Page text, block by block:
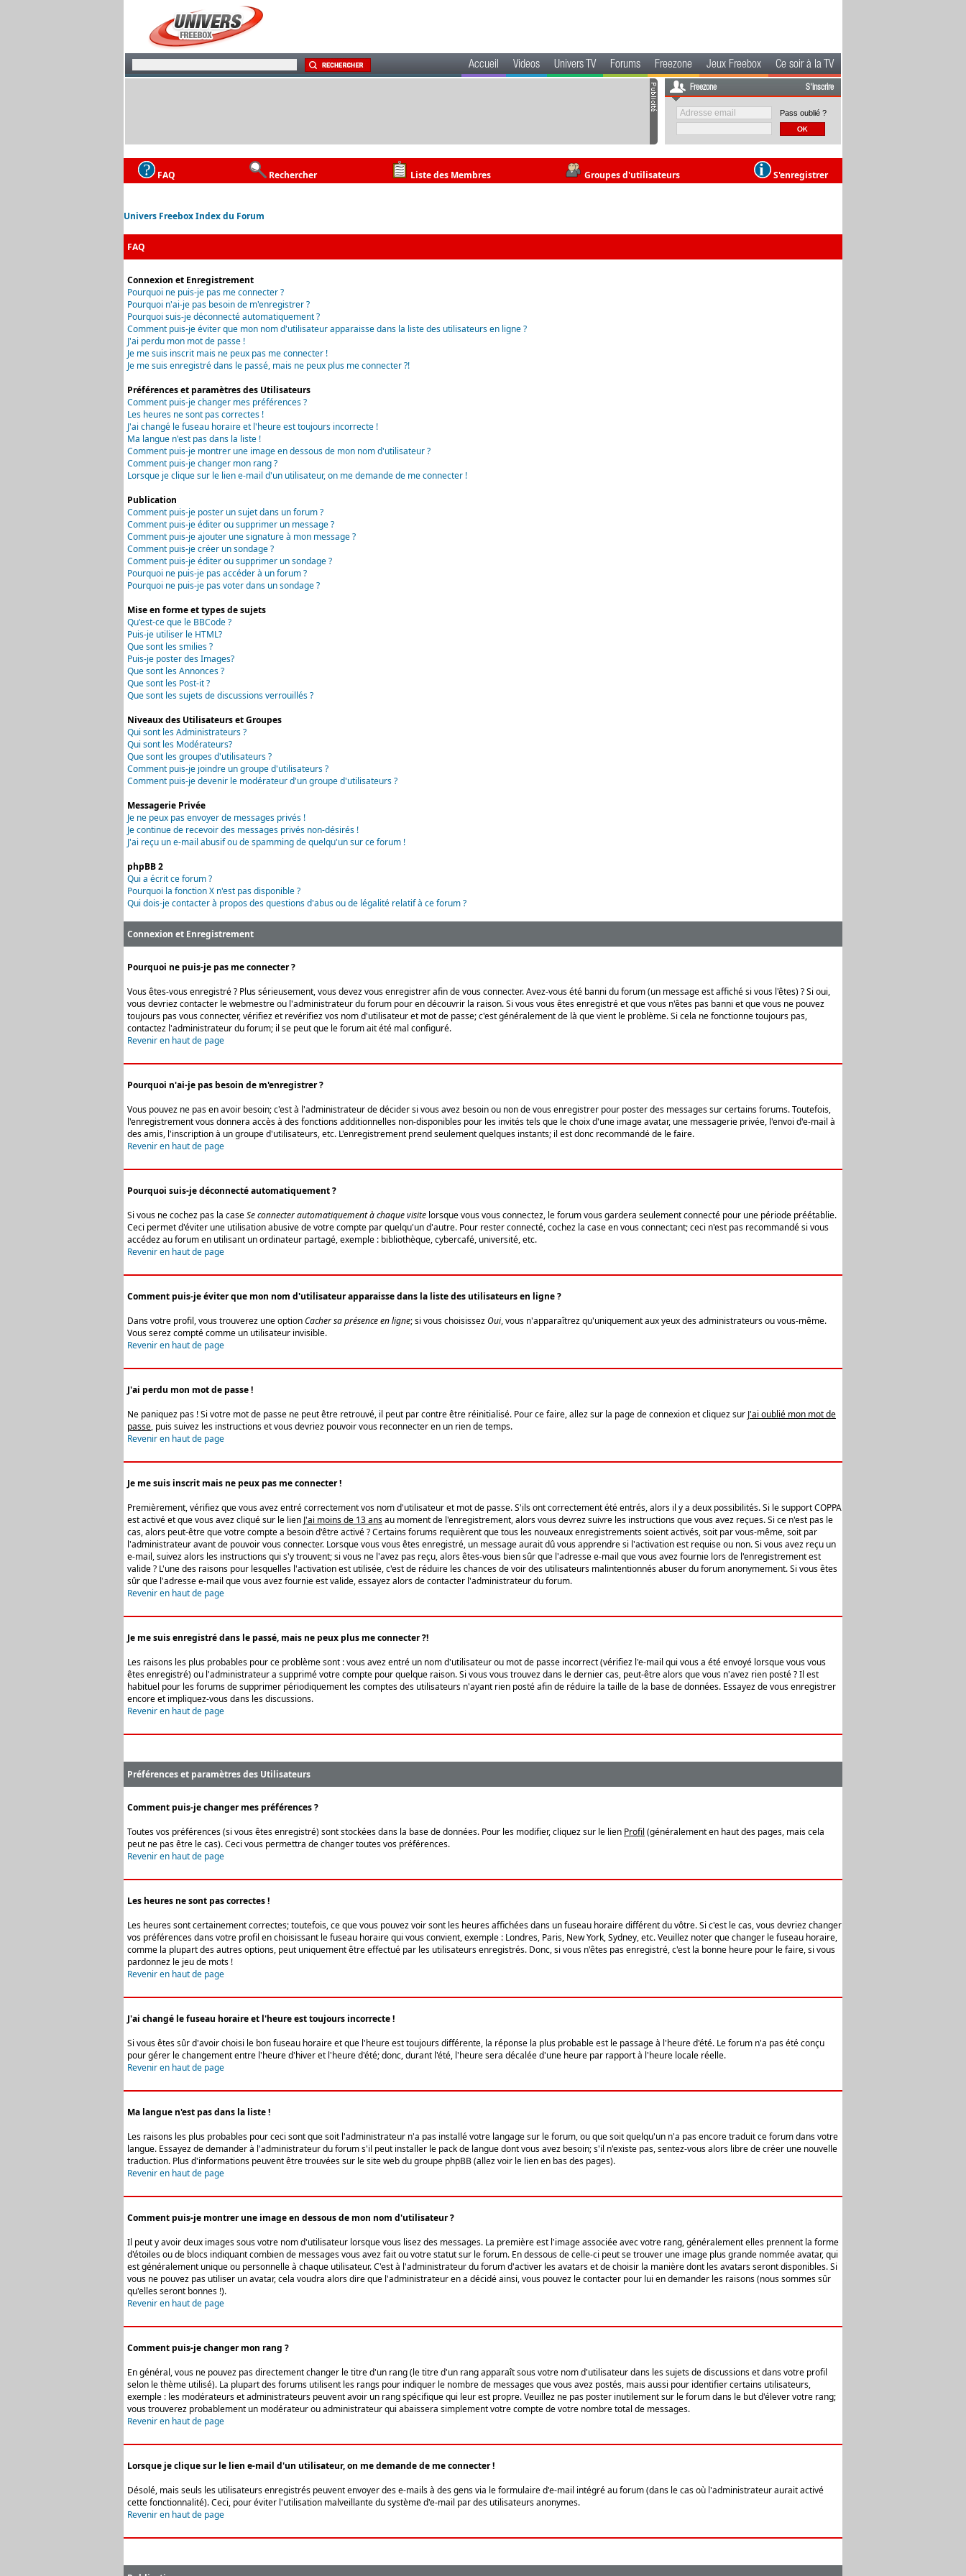
Accueil Videos Univers TV Forums Freezone Jeux Freebox Ce soir à la TV
Freezone S'inscrire
Pass oublié ?
FAQ Rechercher Liste des Membres Groupes d'utilisateurs S'enregistrer
Univers Freebox Index du Forum
FAQ
Connexion et Enregistrement
Pourquoi ne puis-je pas me connecter ?
Pourquoi n'ai-je pas besoin de m'enregistrer ?
Pourquoi suis-je déconnecté automatiquement ?
Comment puis-je éviter que mon nom d'utilisateur apparaisse dans la liste des utilisateurs en ligne ?
J'ai perdu mon mot de passe !
Je me suis inscrit mais ne peux pas me connecter !
Je me suis enregistré dans le passé, mais ne peux plus me connecter ?!
Préférences et paramètres des Utilisateurs
Comment puis-je changer mes préférences ?
Les heures ne sont pas correctes !
J'ai changé le fuseau horaire et l'heure est toujours incorrecte !
Ma langue n'est pas dans la liste !
Comment puis-je montrer une image en dessous de mon nom d'utilisateur ?
Comment puis-je changer mon rang ?
Lorsque je clique sur le lien e-mail d'un utilisateur, on me demande de me connecter !
Publication
Comment puis-je poster un sujet dans un forum ?
Comment puis-je éditer ou supprimer un message ?
Comment puis-je ajouter une signature à mon message ?
Comment puis-je créer un sondage ?
Comment puis-je éditer ou supprimer un sondage ?
Pourquoi ne puis-je pas accéder à un forum ?
Pourquoi ne puis-je pas voter dans un sondage ?
Mise en forme et types de sujets
Qu'est-ce que le BBCode ?
Puis-je utiliser le HTML?
Que sont les smilies ?
Puis-je poster des Images?
Que sont les Annonces ?
Que sont les Post-it ?
Que sont les sujets de discussions verrouillés ?
Niveaux des Utilisateurs et Groupes
Qui sont les Administrateurs ?
Qui sont les Modérateurs?
Que sont les groupes d'utilisateurs ?
Comment puis-je joindre un groupe d'utilisateurs ?
Comment puis-je devenir le modérateur d'un groupe d'utilisateurs ?
Messagerie Privée
Je ne peux pas envoyer de messages privés !
Je continue de recevoir des messages privés non-désirés !
J'ai reçu un e-mail abusif ou de spamming de quelqu'un sur ce forum !
phpBB 2
Qui a écrit ce forum ?
Pourquoi la fonction X n'est pas disponible ?
Qui dois-je contacter à propos des questions d'abus ou de légalité relatif à ce forum ?
Connexion et Enregistrement
Pourquoi ne puis-je pas me connecter ?
Vous êtes-vous enregistré ? Plus sérieusement, vous devez vous enregistrer afin de vous connecter. Avez-vous été banni du forum (un message est affiché si vous l'êtes) ? Si oui,
vous devriez contacter le webmestre ou l'administrateur du forum pour en découvrir la raison. Si vous vous êtes enregistré et que vous n'êtes pas banni et que vous ne pouvez
toujours pas vous connecter, vérifiez et revérifiez vos nom d'utilisateur et mot de passe; c'est généralement de là que vient le problème. Si cela ne fonctionne toujours pas,
contactez l'administrateur du forum; il se peut que le forum ait été mal configuré.
Revenir en haut de page
Pourquoi n'ai-je pas besoin de m'enregistrer ?
Vous pouvez ne pas en avoir besoin; c'est à l'administrateur de décider si vous avez besoin ou non de vous enregistrer pour poster des messages sur certains forums. Toutefois,
l'enregistrement vous donnera accès à des fonctions additionnelles non-disponibles pour les invités tels que le choix d'une image avatar, une messagerie privée, l'envoi d'e-mail à
des amis, l'inscription à un groupe d'utilisateurs, etc. L'enregistrement prend seulement quelques instants; il est donc recommandé de le faire.
Revenir en haut de page
Pourquoi suis-je déconnecté automatiquement ?
Si vous ne cochez pas la caseSe connecter automatiquement à chaque visite lorsque vous vous connectez, le forum vous gardera seulement connecté pour une période préétablie.
Ceci permet d'éviter une utilisation abusive de votre compte par quelqu'un d'autre. Pour rester connecté, cochez la case en vous connectant; ceci n'est pas recommandé si vous
accédez au forum en utilisant un ordinateur partagé, exemple : bibliothèque, cybercafé, université, etc.
Revenir en haut de page
Comment puis-je éviter que mon nom d'utilisateur apparaisse dans la liste des utilisateurs en ligne ?
Dans votre profil, vous trouverez une optionCacher sa présence en ligne; si vous choisissezOui, vous n'apparaîtrez qu'uniquement aux yeux des administrateurs ou vous-même.
Vous serez compté comme un utilisateur invisible.
Revenir en haut de page
J'ai perdu mon mot de passe !
Ne paniquez pas ! Si votre mot de passe ne peut être retrouvé, il peut par contre être réinitialisé. Pour ce faire, allez sur la page de connexion et cliquez sur J'ai oublié mon mot de
passe, puis suivez les instructions et vous devriez pouvoir vous reconnecter en un rien de temps.
Revenir en haut de page
Je me suis inscrit mais ne peux pas me connecter !
Premièrement, vérifiez que vous avez entré correctement vos nom d'utilisateur et mot de passe. S'ils ont correctement été entrés, alors il y a deux possibilités. Si le support COPPA
est activé et que vous avez cliqué sur le lien J'ai moins de 13 ansau moment de l'enregistrement, alors vous devrez suivre les instructions que vous avez reçues. Si ce n'est pas le
cas, alors peut-être que votre compte a besoin d'être activé ? Certains forums requièrent que tous les nouveaux enregistrements soient activés, soit par vous-même, soit par
l'administrateur avant de pouvoir vous connecter. Lorsque vous vous êtes enregistré, un message aurait dû vous apprendre si l'activation est requise ou non. Si vous avez reçu un
e-mail, suivez alors les instructions qui s'y trouvent; si vous ne l'avez pas reçu, alors êtes-vous bien sûr que l'adresse e-mail que vous avez fournie lors de l'enregistrement est
valide ? L'une des raisons pour lesquelles l'activation est utilisée, c'est de réduire les chances de voir des utilisateurs malintentionnés abuser du forum anonymement. Si vous êtes
sûr que l'adresse e-mail que vous avez fournie est valide, essayez alors de contacter l'administrateur du forum.
Revenir en haut de page
Je me suis enregistré dans le passé, mais ne peux plus me connecter ?!
Les raisons les plus probables pour ce problème sont : vous avez entré un nom d'utilisateur ou mot de passe incorrect (vérifiez l'e-mail qui vous a été envoyé lorsque vous vous
êtes enregistré) ou l'administrateur a supprimé votre compte pour quelque raison. Si vous vous trouvez dans le dernier cas, peut-être alors que vous n'avez rien posté ? Il est
habituel pour les forums de supprimer périodiquement les comptes des utilisateurs n'ayant rien posté afin de réduire la taille de la base de données. Essayez de vous enregistrer
encore et impliquez-vous dans les discussions.
Revenir en haut de page
Préférences et paramètres des Utilisateurs
Comment puis-je changer mes préférences ?
Toutes vos préférences (si vous êtes enregistré) sont stockées dans la base de données. Pour les modifier, cliquez sur le lien Profil (généralement en haut des pages, mais cela
peut ne pas être le cas). Ceci vous permettra de changer toutes vos préférences.
Revenir en haut de page
Les heures ne sont pas correctes !
Les heures sont certainement correctes; toutefois, ce que vous pouvez voir sont les heures affichées dans un fuseau horaire différent du vôtre. Si c'est le cas, vous devriez changer
vos préférences dans votre profil en choisissant le fuseau horaire qui vous convient, exemple : Londres, Paris, New York, Sydney, etc. Veuillez noter que changer le fuseau horaire,
comme la plupart des autres options, peut uniquement être effectué par les utilisateurs enregistrés. Donc, si vous n'êtes pas enregistré, c'est la bonne heure pour le faire, si vous
pardonnez le jeu de mots !
Revenir en haut de page
J'ai changé le fuseau horaire et l'heure est toujours incorrecte !
Si vous êtes sûr d'avoir choisi le bon fuseau horaire et que l'heure est toujours différente, la réponse la plus probable est le passage à l'heure d'été. Le forum n'a pas été conçu
pour gérer le changement entre l'heure d'hiver et l'heure d'été; donc, durant l'été, l'heure sera décalée d'une heure par rapport à l'heure locale réelle.
Revenir en haut de page
Ma langue n'est pas dans la liste !
Les raisons les plus probables pour ceci sont que soit l'administrateur n'a pas installé votre langage sur le forum, ou que soit quelqu'un n'a pas encore traduit ce forum dans votre
langue. Essayez de demander à l'administrateur du forum s'il peut installer le pack de langue dont vous avez besoin; s'il n'existe pas, sentez-vous alors libre de créer une nouvelle
traduction. Plus d'informations peuvent être trouvées sur le site web du groupe phpBB (allez voir le lien en bas des pages).
Revenir en haut de page
Comment puis-je montrer une image en dessous de mon nom d'utilisateur ?
Il peut y avoir deux images sous votre nom d'utilisateur lorsque vous lisez des messages. La première est l'image associée avec votre rang, généralement elles prennent la forme
d'étoiles ou de blocs indiquant combien de messages vous avez fait ou votre statut sur le forum. En dessous de celle-ci peut se trouver une image plus grande nommée avatar, qui
est généralement unique ou personnelle à chaque utilisateur. C'est à l'administrateur du forum d'activer les avatars et de choisir la manière dont les avatars seront disponibles. Si
vous ne pouvez pas utiliser un avatar, cela voudra alors dire que l'administrateur en a décidé ainsi, vous pouvez le contacter pour lui en demander les raisons (nous sommes sûr
qu'elles seront bonnes !).
Revenir en haut de page
Comment puis-je changer mon rang ?
En général, vous ne pouvez pas directement changer le titre d'un rang (le titre d'un rang apparaît sous votre nom d'utilisateur dans les sujets de discussions et dans votre profil
selon le thème utilisé). La plupart des forums utilisent les rangs pour indiquer le nombre de messages que vous avez postés, mais aussi pour identifier certains utilisateurs,
exemple : les modérateurs et administrateurs peuvent avoir un rang spécifique qui leur est propre. Veuillez ne pas poster inutilement sur le forum dans le but d'élever votre rang;
vous trouverez probablement un modérateur ou administrateur qui abaissera simplement votre compte de votre nombre total de messages.
Revenir en haut de page
Lorsque je clique sur le lien e-mail d'un utilisateur, on me demande de me connecter !
Désolé, mais seuls les utilisateurs enregistrés peuvent envoyer des e-mails à des gens via le formulaire d'e-mail intégré au forum (dans le cas où l'administrateur aurait activé
cette fonctionnalité). Ceci, pour éviter l'utilisation malveillante du système d'e-mail par des utilisateurs anonymes.
Revenir en haut de page